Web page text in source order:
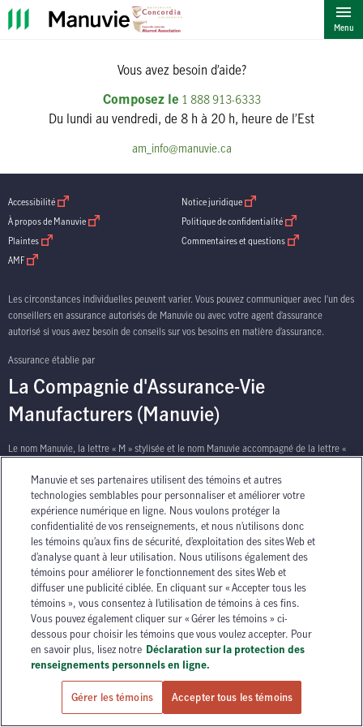
""
Menu
Vous avez besoin d’aide?
Composez le 1 888 913-6333
Du lundi au vendredi, de 8 h à 20 h, heure de l’Est
am_info@manuvie.ca
Accessibilité ouvrir dans une nouvelle fenetre Notice juridique ouvrir dans une nouvelle fenetre
À propos de Manuvie ouvrir dans une nouvelle fenetrePolitique de confidentialité ouvrir dans une
Plaintes ouvrir dans une nouvelle fenetre Commentaires et questions ouvrir dans une
AMF ouvrir dans une nouvelle fenetre
Les circonstances individuelles peuvent varier. Vous pouvez communiquer avec l’un des
conseillers en assurance autorisés de Manuvie ou avec votre agent d’assurance
autorisé si vous avez besoin de conseils sur vos besoins en matière d’assurance.
Assurance établie par
La Compagnie d'Assurance-Vie
Manufacturers (Manuvie)
Le nom Manuvie, la lettre « M » stylisée et le nom Manuvie accompagné de la lettre «
Manufacturers qu’elle et ses sociétés affiliées utilisent sous licence. © La Compagnie
d’Assurance-Vie Manufacturers, 2026. Tous droits réservés. Manuvie, P.O. Box 670,
STN Waterloo, Waterloo, Ontario N2J 4B8.
has context menu
Manuvie et ses partenaires utilisent des témoins et autres
technologies semblables pour personnaliser et améliorer votre
expérience numérique en ligne. Nous voulons protéger la
confidentialité de vos renseignements, et nous n’utilisons donc
les témoins qu’aux fins de sécurité, d’exploitation des sites Web et
d’analyse quant à leur utilisation. Nous utilisons également des
témoins pour améliorer le fonctionnement des sites Web et
diffuser une publicité ciblée. En cliquant sur « Accepter tous les
témoins », vous consentez à l’utilisation de témoins à ces fins.
Vous pouvez également cliquer sur « Gérer les témoins » ci-
dessous pour choisir les témoins que vous voulez accepter. Pour
en savoir plus, lisez notre Déclaration sur la protection des
renseignements personnels en ligne.
Gérer les témoins Accepter tous les témoins